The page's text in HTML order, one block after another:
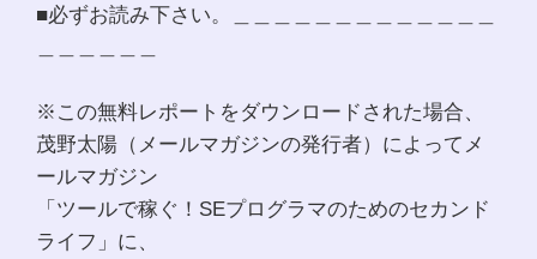
■必ずお読み下さい。＿＿＿＿＿＿＿＿＿＿＿＿＿
※この無料レポートをダウンロードされた場合、
茂野太陽（メールマガジンの発行者）によってメ
ールマガジン
「ツールで稼ぐ！SEプログラマのためのセカンド
ライフ」に、